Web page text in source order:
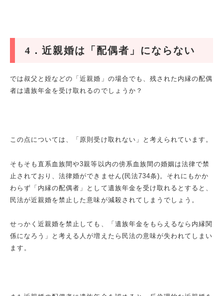
4 ．近親婚は「配偶者」にならない
では叔父と姪などの「近親婚」の場合でも、残された内縁の配偶
者は遺族年金を受け取れるのでしょうか？
この点については、「原則受け取れない」と考えられています。
そもそも直系血族間や3親等以内の傍系血族間の婚姻は法律で禁
止されており、法律婚ができません(民法734条) 。それにもかか
わらず「内縁の配偶者」として遺族年金を受け取れるとすると、
民法が近親婚を禁止した意味が減殺されてしまうでしょう。
せっかく近親婚を禁止しても、「遺族年金をもらえるなら内縁関
係になろう」と考える人が増えたら民法の意味が失われてしまい
ます。